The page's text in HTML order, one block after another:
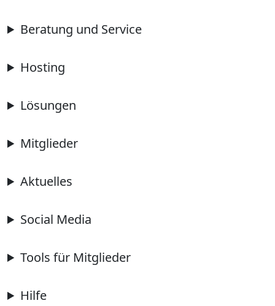
Beratung und Service
Hosting
Lösungen
Mitglieder
Aktuelles
Social Media
Tools für Mitglieder
Hilfe